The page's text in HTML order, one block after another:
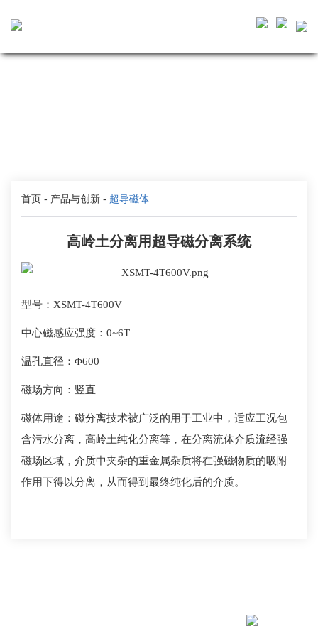
首页 - 产品与创新 - 超导磁体
高岭土分离用超导磁分离系统
型号： XSMT-4T600V
中心磁感应强度： 0~6T
温孔直径： Φ600
磁场方向：竖直
磁体用途：磁分离技术被广泛的用于工业中，适应工况包
含污水分离，高岭土纯化分离等，在分离流体介质流经强
磁场区域，介质中夹杂的重金属杂质将在强磁物质的吸附
作用下得以分离，从而得到最终纯化后的介质。